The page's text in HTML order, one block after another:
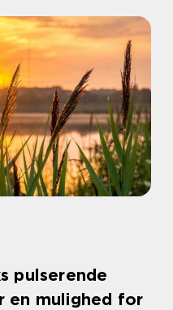
pulserende
en mulighed for